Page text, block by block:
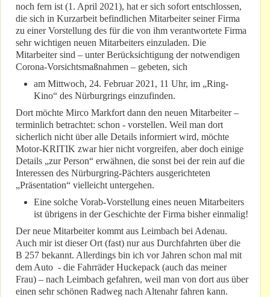
noch fern ist (1. April 2021), hat er sich sofort entschlossen,
die sich in Kurzarbeit befindlichen Mitarbeiter seiner Firma
zu einer Vorstellung des für die von ihm verantwortete Firma
sehr wichtigen neuen Mitarbeiters einzuladen. Die
Mitarbeiter sind – unter Berücksichtigung der notwendigen
Corona-Vorsichtsmaßnahmen – gebeten, sich
am Mittwoch, 24. Februar 2021, 11 Uhr, im „Ring-
Kino“ des Nürburgrings einzufinden.
Dort möchte Mirco Markfort dann den neuen Mitarbeiter –
terminlich betrachtet: schon - vorstellen. Weil man dort
sicherlich nicht über alle Details informiert wird, möchte
Motor-KRITIK zwar hier nicht vorgreifen, aber doch einige
Details „zur Person“ erwähnen, die sonst bei der rein auf die
Interessen des Nürburgring-Pächters ausgerichteten
„Präsentation“ vielleicht untergehen.
Eine solche Vorab-Vorstellung eines neuen Mitarbeiters
ist übrigens in der Geschichte der Firma bisher einmalig!
Der neue Mitarbeiter kommt aus Leimbach bei Adenau.
Auch mir ist dieser Ort (fast) nur aus Durchfahrten über die
B 257 bekannt. Allerdings bin ich vor Jahren schon mal mit
dem Auto - die Fahrräder Huckepack (auch das meiner
Frau) – nach Leimbach gefahren, weil man von dort aus über
einen sehr schönen Radweg nach Altenahr fahren kann.